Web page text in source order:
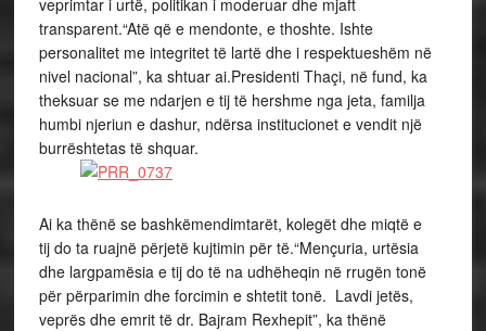
veprimtar i urtë, politikan i moderuar dhe mjaft
transparent.“Atë që e mendonte, e thoshte. Ishte
personalitet me integritet të lartë dhe i respektueshëm në
nivel nacional”, ka shtuar ai.Presidenti Thaçi, në fund, ka
theksuar se me ndarjen e tij të hershme nga jeta, familja
humbi njeriun e dashur, ndërsa institucionet e vendit një
burrështetas të shquar.
Ai ka thënë se bashkëmendimtarët, kolegët dhe miqtë e
tij do ta ruajnë përjetë kujtimin për të.“Mençuria, urtësia
dhe largpamësia e tij do të na udhëheqin në rrugën tonë
për përparimin dhe forcimin e shtetit tonë. Lavdi jetës,
veprës dhe emrit të dr. Bajram Rexhepit”, ka thënë